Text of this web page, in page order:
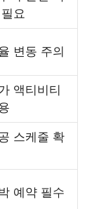
요
변동 주의
액티비티
스케줄 확
예약 필수